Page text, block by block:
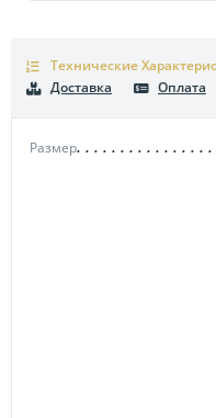
Технические
Размер
Доставка
Оплата